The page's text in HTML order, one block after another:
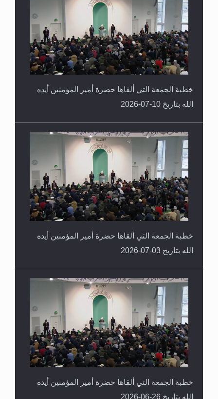
خطبة الجمعة التي ألقاها حضرة أمير المؤمنين أيده
الله بتاريخ 10-07-2026
خطبة الجمعة التي ألقاها حضرة أمير المؤمنين أيده
الله بتاريخ 03-07-2026
خطبة الجمعة التي ألقاها حضرة أمير المؤمنين أيده
الله بتاريخ 26-06-2026